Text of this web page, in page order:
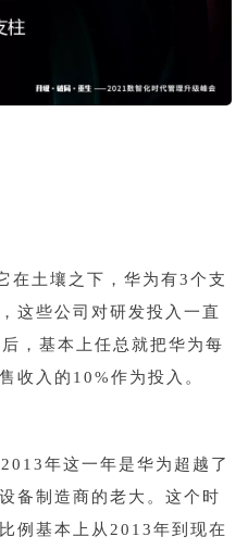
在土壤之下，华为有3个支
这些公司对研发投入一直
，基本上任总就把华为每
收入的10%作为投入。
年这一年是华为超越了
备制造商的老大。这个时
例基本上从2013年到现在